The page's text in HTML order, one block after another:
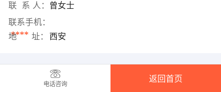
联 系 人：
曾女士
联系手机：
****
地 址： 西安
电话咨询
返回首页